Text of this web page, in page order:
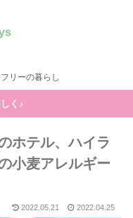
リーの暮らし
く♪
ホテル、ハイラ
小麦アレルギー
2022.05.21 2022.04.25